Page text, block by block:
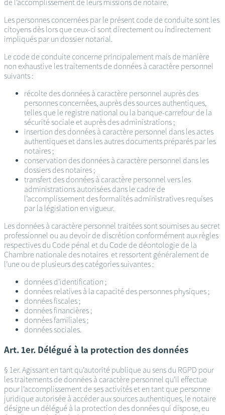
de l’accomplissement de leurs missions de notaire.
Les personnes concernées par le présent code de conduite sont les
citoyens dès lors que ceux-ci sont directement ou indirectement
impliqués par un dossier notarial.
Le code de conduite concerne principalement mais de manière
non exhaustive les traitements de données à caractère personnel
suivants :
récolte des données à caractère personnel auprès des
personnes concernées, auprès des sources authentiques,
telles que le registre national ou la banque-carrefour de la
sécurité sociale et auprès des administrations ;
insertion des données à caractère personnel dans les actes
authentiques et dans les autres documents préparés par les
notaires ;
conservation des données à caractère personnel dans les
dossiers des notaires ;
transfert des données à caractère personnel vers les
administrations autorisées dans le cadre de
l’accomplissement des formalités administratives requises
par la législation en vigueur.
Les données à caractère personnel traitées sont soumises au secret
professionnel ou au devoir de discrétion conformément aux règles
respectives du Code pénal et du Code de déontologie de la
Chambre nationale des notaires et ressortent généralement de
l’une ou de plusieurs des catégories suivantes :
données d’identification ;
données relatives à la capacité des personnes physiques ;
données fiscales ;
données financières ;
données familiales ;
données sociales.
Art. 1er. Délégué à la protection des données
§ 1er. Agissant en tant qu’autorité publique au sens du RGPD pour
les traitements de données à caractère personnel qu’il effectue
pour l’accomplissement de ses activités et en tant que personne
juridique autorisée à accéder aux sources authentiques, le notaire
désigne un délégué à la protection des données qui dispose, eu